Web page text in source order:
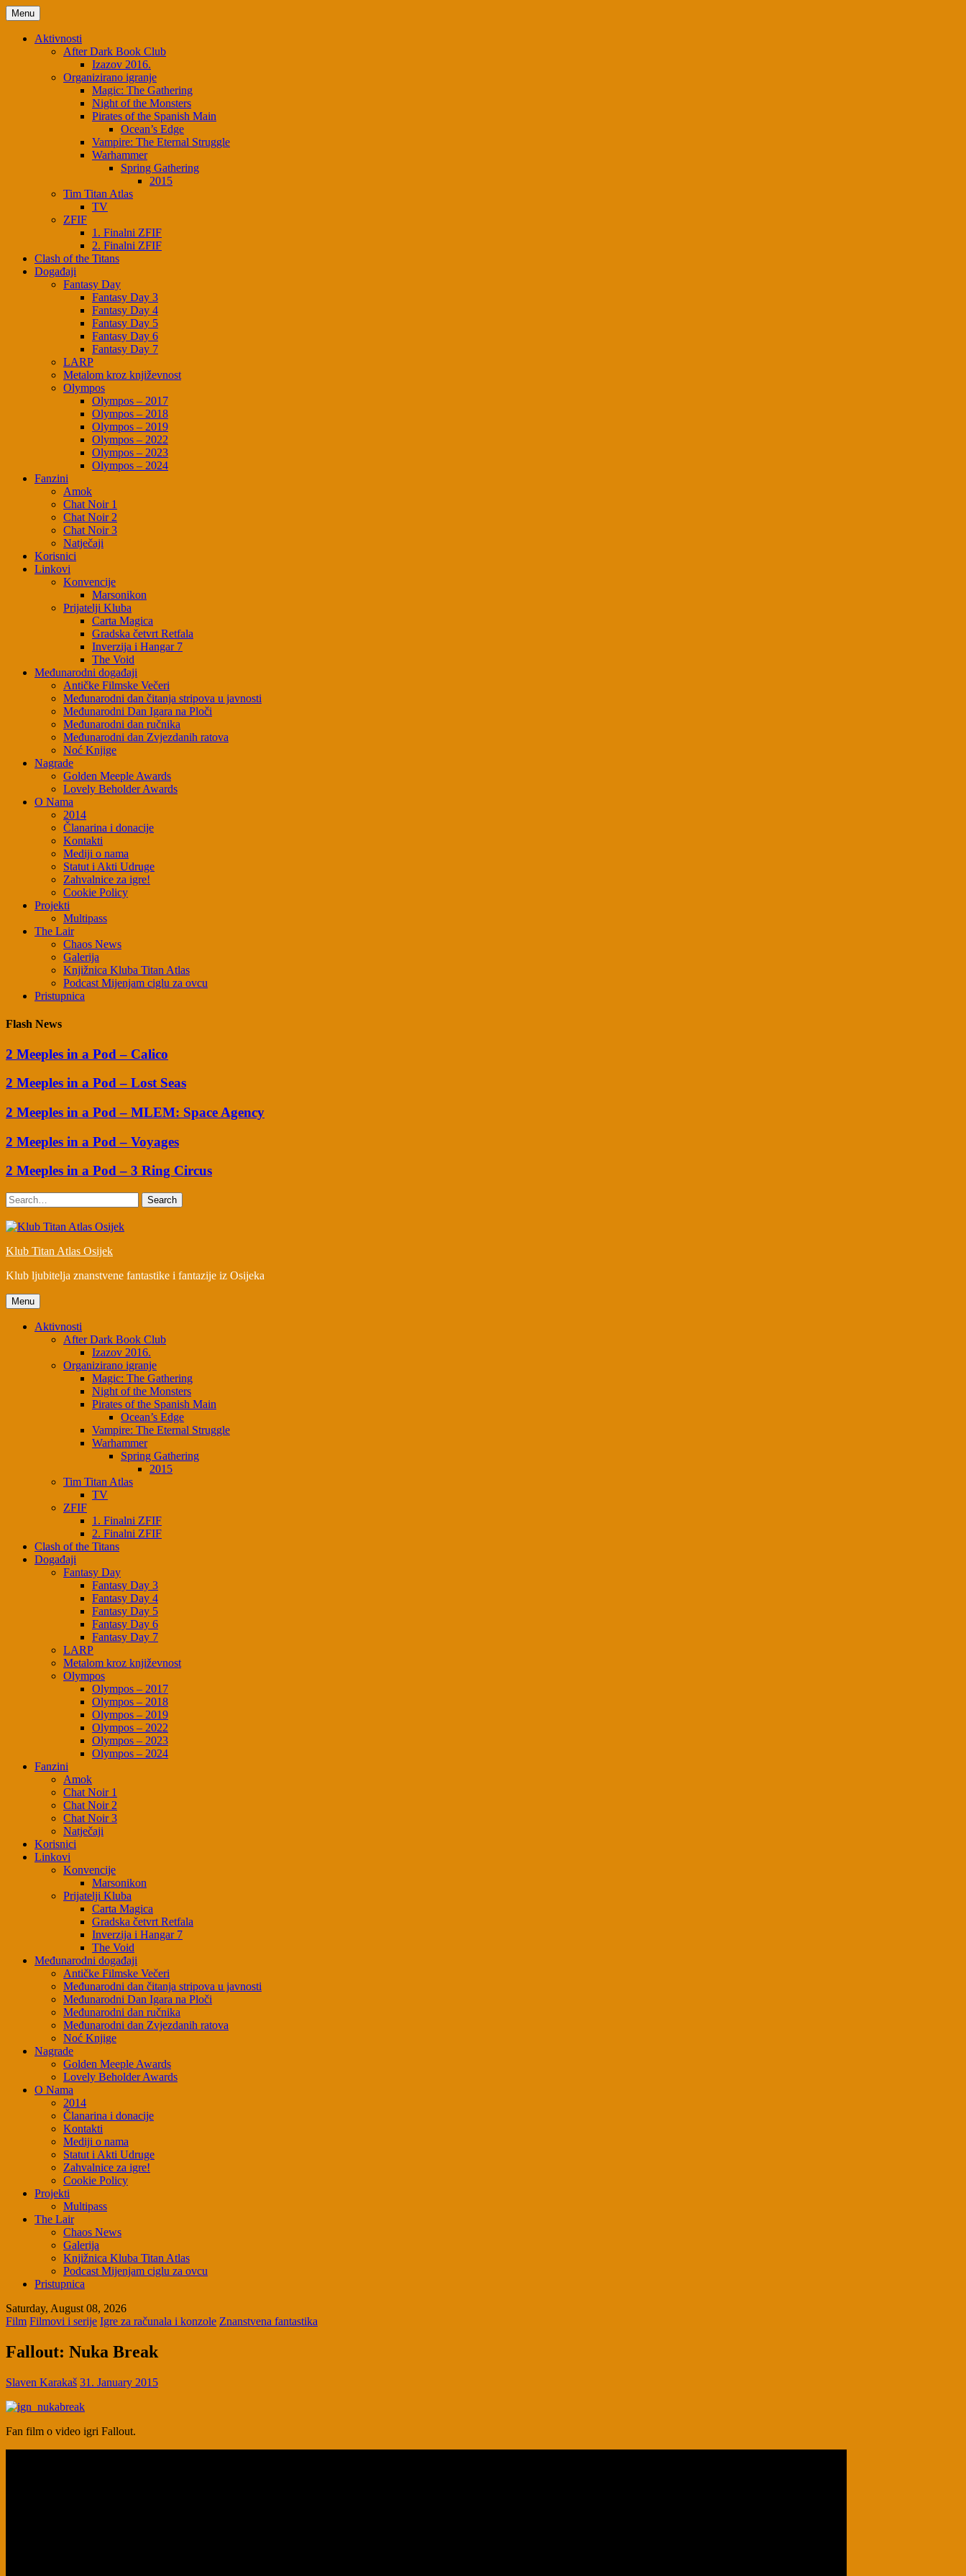
Skip
to
content
Menu
Aktivnosti
After Dark Book Club
Izazov 2016.
Organizirano igranje
Magic: The Gathering
Night of the Monsters
Pirates of the Spanish Main
Ocean’s Edge
Vampire: The Eternal Struggle
Warhammer
Spring Gathering
2015
Tim Titan Atlas
TV
ZFIF
1. Finalni ZFIF
2. Finalni ZFIF
Clash of the Titans
Događaji
Fantasy Day
Fantasy Day 3
Fantasy Day 4
Fantasy Day 5
Fantasy Day 6
Fantasy Day 7
LARP
Metalom kroz književnost
Olympos
Olympos – 2017
Olympos – 2018
Olympos – 2019
Olympos – 2022
Olympos – 2023
Olympos – 2024
Fanzini
Amok
Chat Noir 1
Chat Noir 2
Chat Noir 3
Natječaji
Korisnici
Linkovi
Konvencije
Marsonikon
Prijatelji Kluba
Carta Magica
Gradska četvrt Retfala
Inverzija i Hangar 7
The Void
Međunarodni događaji
Antičke Filmske Večeri
Međunarodni dan čitanja stripova u javnosti
Međunarodni Dan Igara na Ploči
Međunarodni dan ručnika
Međunarodni dan Zvjezdanih ratova
Noć Knjige
Nagrade
Golden Meeple Awards
Lovely Beholder Awards
O Nama
2014
Članarina i donacije
Kontakti
Mediji o nama
Statut i Akti Udruge
Zahvalnice za igre!
Cookie Policy
Projekti
Multipass
The Lair
Chaos News
Galerija
Knjižnica Kluba Titan Atlas
Podcast Mijenjam ciglu za ovcu
Pristupnica
Flash News
2 Meeples in a Pod – Calico
2 Meeples in a Pod – Lost Seas
2 Meeples in a Pod – MLEM: Space Agency
2 Meeples in a Pod – Voyages
2 Meeples in a Pod – 3 Ring Circus
Search
Klub Titan Atlas Osijek
Klub ljubitelja znanstvene fantastike i fantazije iz Osijeka
Menu
Aktivnosti
After Dark Book Club
Izazov 2016.
Organizirano igranje
Magic: The Gathering
Night of the Monsters
Pirates of the Spanish Main
Ocean’s Edge
Vampire: The Eternal Struggle
Warhammer
Spring Gathering
2015
Tim Titan Atlas
TV
ZFIF
1. Finalni ZFIF
2. Finalni ZFIF
Clash of the Titans
Događaji
Fantasy Day
Fantasy Day 3
Fantasy Day 4
Fantasy Day 5
Fantasy Day 6
Fantasy Day 7
LARP
Metalom kroz književnost
Olympos
Olympos – 2017
Olympos – 2018
Olympos – 2019
Olympos – 2022
Olympos – 2023
Olympos – 2024
Fanzini
Amok
Chat Noir 1
Chat Noir 2
Chat Noir 3
Natječaji
Korisnici
Linkovi
Konvencije
Marsonikon
Prijatelji Kluba
Carta Magica
Gradska četvrt Retfala
Inverzija i Hangar 7
The Void
Međunarodni događaji
Antičke Filmske Večeri
Međunarodni dan čitanja stripova u javnosti
Međunarodni Dan Igara na Ploči
Međunarodni dan ručnika
Međunarodni dan Zvjezdanih ratova
Noć Knjige
Nagrade
Golden Meeple Awards
Lovely Beholder Awards
O Nama
2014
Članarina i donacije
Kontakti
Mediji o nama
Statut i Akti Udruge
Zahvalnice za igre!
Cookie Policy
Projekti
Multipass
The Lair
Chaos News
Galerija
Knjižnica Kluba Titan Atlas
Podcast Mijenjam ciglu za ovcu
Pristupnica
Saturday, August 08, 2026
Film Filmovi i serije Igre za računala i konzole Znanstvena fantastika
Fallout: Nuka Break
Slaven Karakaš 31. January 2015
Fan film o video igri Fallout.